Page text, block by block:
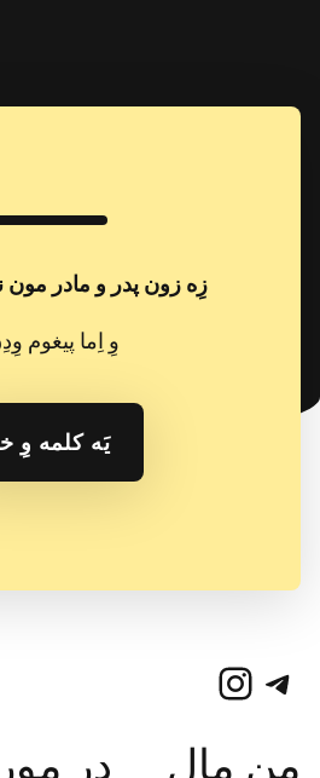
زِه زون پدر و مادر مون
وِ اِما پیغوم
یَه کلمه وِ
تلگراماینستاگرم